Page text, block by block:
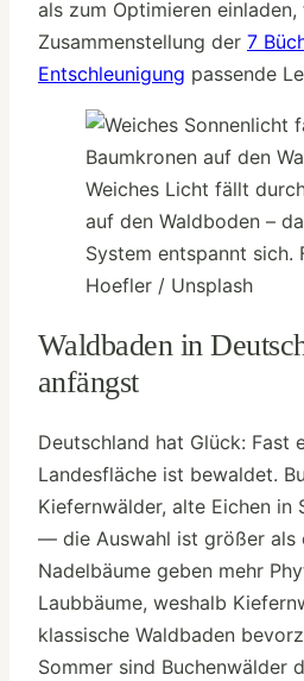
als zum Optimieren
Zusammenstellung der 7
Entschleunigung passende
Weiches Licht fällt
auf den Waldboden –
System entspannt sich.
Hoefler / Unsplash
Waldbaden in
anfängst
Deutschland hat Glück: Fast
Landesfläche ist bewaldet.
Kiefernwälder, alte Eichen in
— die Auswahl ist größer als
Nadelbäume geben mehr
Laubbäume, weshalb
klassische Waldbaden
Sommer sind Buchenwälder